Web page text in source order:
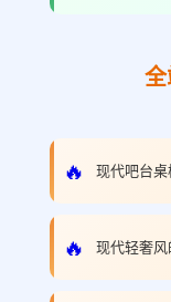
🔥 现代吧台
🔥 现代轻奢